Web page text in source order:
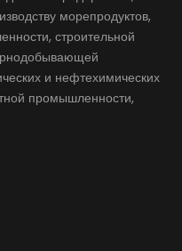
морепродуктов,
строительной
и нефтехимических
промышленности,